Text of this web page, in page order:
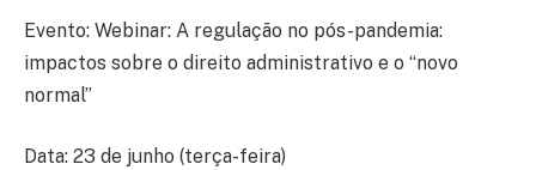
Evento: Webinar: A regulação no pós-pandemia:
impactos sobre o direito administrativo e o “novo
normal”
Data: 23 de junho (terça-feira)